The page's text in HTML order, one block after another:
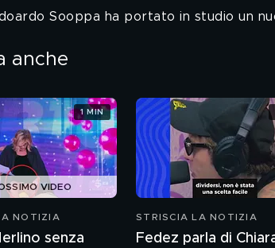
Sooppa ha portato in studio un
anche
VIDEO
NOTIZIA
senza
1 MIN
STRISCIA LA NOTIZIA
Fedez parla di